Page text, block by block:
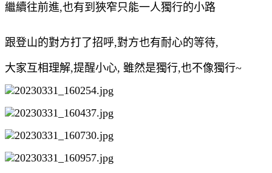
繼續往前進,也有到狹窄只能一人獨行的小路
跟登山的對方打了招呼,對方也有耐心的等待,
大家互相理解,提醒小心, 雖然是獨行,也不像獨行~